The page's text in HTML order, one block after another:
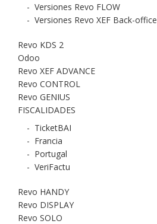
- Versiones Revo FLOW
- Versiones Revo XEF Back-office
Revo KDS 2
Odoo
Revo XEF ADVANCE
Revo CONTROL
Revo GENIUS
FISCALIDADES
- TicketBAI
- Francia
- Portugal
- VeriFactu
Revo HANDY
Revo DISPLAY
Revo SOLO